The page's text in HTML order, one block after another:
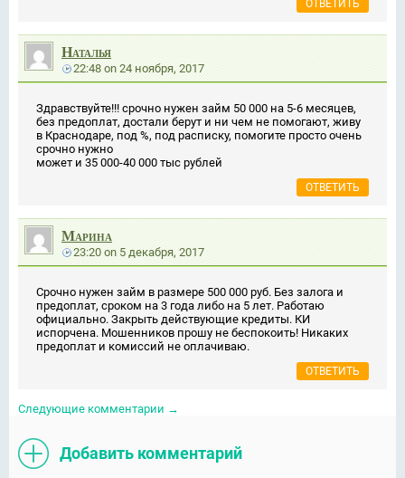
ОТВЕТИТЬ
Наталья
22:48on24 ноября, 2017
Здравствуйте!!! срочно нужен займ 50 000 на 5-6 месяцев,
без предоплат, достали берут и ни чем не помогают, живу
в Краснодаре, под %, под расписку, помогите просто очень
срочно нужно
может и 35 000-40 000 тыс рублей
ОТВЕТИТЬ
Марина
23:20on5 декабря, 2017
Срочно нужен займ в размере 500 000 руб. Без залога и
предоплат, сроком на 3 года либо на 5 лет. Работаю
официально. Закрыть действующие кредиты. КИ
испорчена. Мошенников прошу не беспокоить! Никаких
предоплат и комиссий не оплачиваю.
ОТВЕТИТЬ
Следующие комментарии →
Добавить комментарий